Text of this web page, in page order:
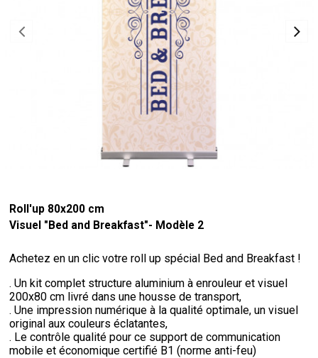
Roll'up 80x200 cm
Visuel "Bed and Breakfast"- Modèle 2
Achetez en un clic votre roll up spécial Bed and Breakfast !
. Un kit complet structure aluminium à enrouleur et visuel
200x80 cm livré dans une housse de transport,
. Une impression numérique à la qualité optimale, un visuel
original aux couleurs éclatantes,
. Le contrôle qualité pour ce support de communication
mobile et économique certifié B1 (norme anti-feu)